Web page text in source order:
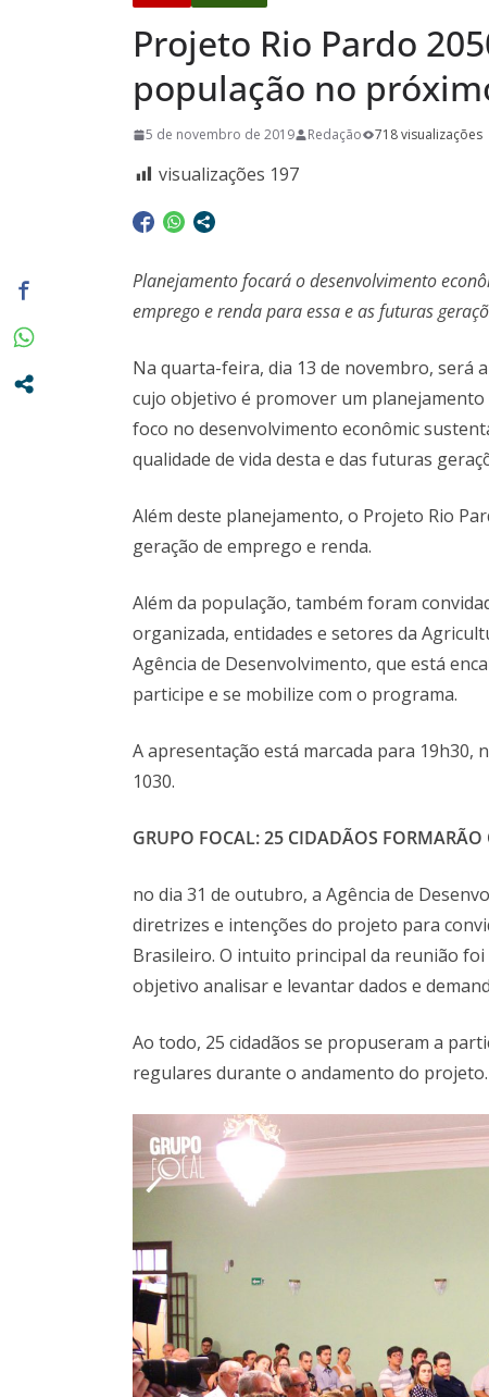
Pasta da
Vitto –
e de muitas
Projeto Rio Pardo
população no
5 de novembro de 2019 Redação 718 visualizações
visualizações 197
Planejamento focará o desenvolvimento
emprego e renda para essa e as futuras
Na quarta-feira, dia 13 de novembro, será
cujo objetivo é promover um planejamento
foco no desenvolvimento econômic
qualidade de vida desta e das futuras
Além deste planejamento, o Projeto Rio
geração de emprego e renda.
Além da população, também foram
organizada, entidades e setores da
Agência de Desenvolvimento, que está
participe e se mobilize com o programa.
A apresentação está marcada para 19h30,
1030.
GRUPO FOCAL: 25 CIDADÃOS
no dia 31 de outubro, a Agência de
diretrizes e intenções do projeto para
Brasileiro. O intuito principal da reunião
objetivo analisar e levantar dados e
Ao todo, 25 cidadãos se propuseram a
regulares durante o andamento do projeto.